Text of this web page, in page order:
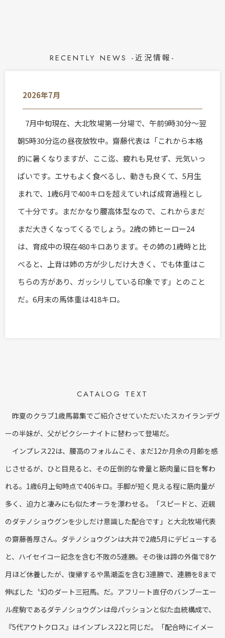
RECENTLY NEWS -近況情報-
2026年7月
7月中旬現在、大北牧場第一分場で、午前9時30分～翌
朝5時30分迄の昼夜放牧中。齋藤代表は「これから本格
的に暑くなりますが、ここ迄、疲れも見せず、元気いっ
ぱいです。エサもよく食べるし、動きも良くて、5月生
まれで、1歳6月で400キロを超えていれば成育過程とし
て十分です。まだかなり腰高体型なので、これからまだ
まだ大きくなってくるでしょう。2歳の姉ヒーロー24
は、育成中の現在480キロあります。その姉の1歳時と比
べると、上背は姉の方が少しだけ大きく、でも体重はこ
ちらの方があり、ガッシリしている印象です」とのこと
だ。6月末の馬体重は418キロ。
CATALOG TEXT
昨夏のクラブ1歳馬募集でご紹介させていただいたスカイランデヴ
ーの半妹が、父がピクシーナイトに替わって登場だ。
インプレス22は、腰高のフォルムこそ、まだ12か月余の月齢を感
じさせるが、ひと目見ると、その圧倒的な骨量と筋肉量に目を奪わ
れる。1歳6月上旬時点で406キロ。手脚が短く見える程に筋肉量が
多く、迫力と凄みにも似たオーラを漂わせる。「スピードと、近親
のダテノショウグンを少しだけ意識した配合です」と大北牧場代表
の齋藤善厚さん。ダテノショウグンは大井で2歳5月にデビューする
と、ハイセイコー記念を含む不敗の5連勝。その後は蹄の外傷で8ケ
月ほど休養したが、復帰するや黒潮盃を含む3連勝で、連勝を8まで
伸ばした〝幻のダート三冠馬〟だ。アフリート直仔のバンブーエー
ル産駒であるダテノショウグンは母パッションと似た血統構成で、
『5代アウトクロス』はインプレス22と同じだ。「配合時にイメー